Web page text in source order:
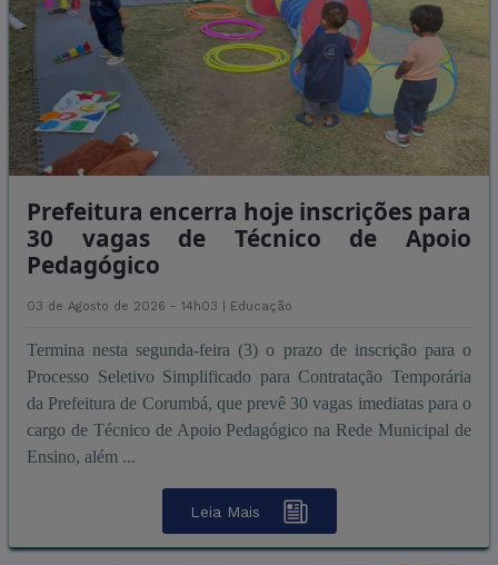
Prefeitura encerra hoje inscrições para
30 vagas de Técnico de Apoio
Pedagógico
03 de Agosto de 2026 - 14h03 | Educação
Termina nesta segunda-feira (3) o prazo de inscrição para o
Processo Seletivo Simplificado para Contratação Temporária
da Prefeitura de Corumbá, que prevê 30 vagas imediatas para o
cargo de Técnico de Apoio Pedagógico na Rede Municipal de
Ensino, além ...
Leia Mais